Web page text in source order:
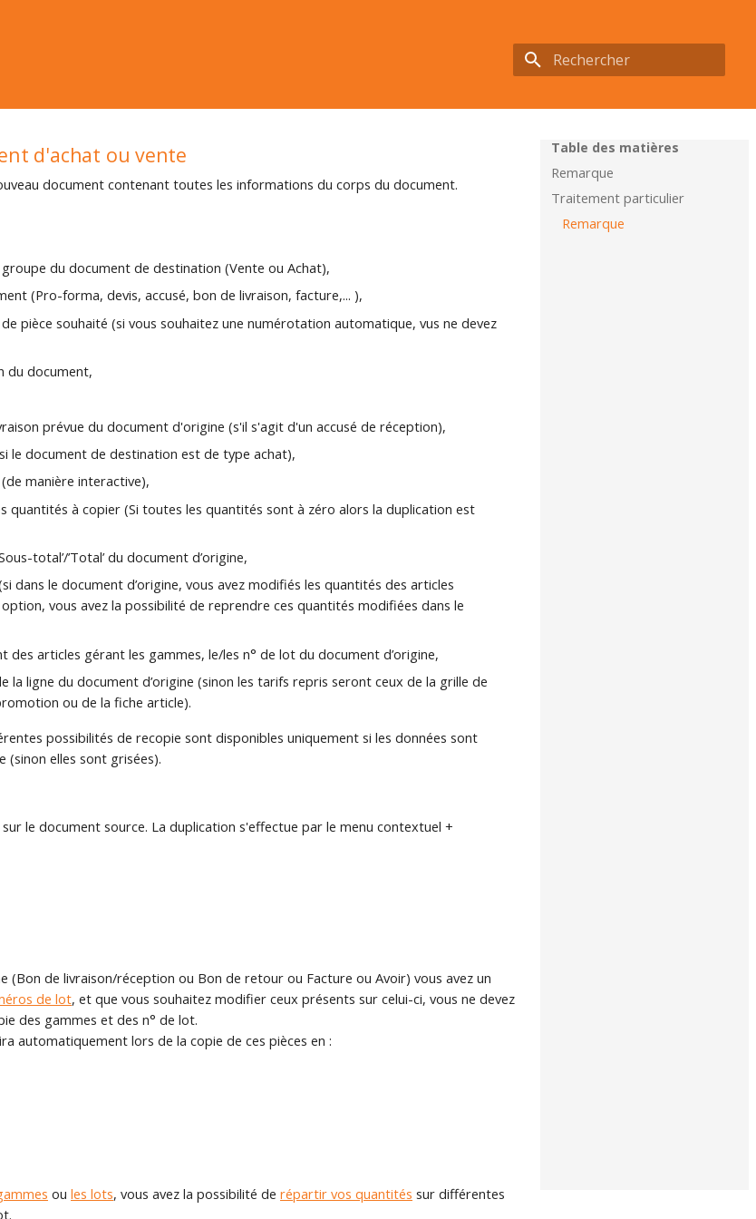
Table des matières
Remarque
Traitement particulier
Remarque
d'achat ou vente
document contenant toutes les informations du corps du document.
du document de destination (Vente ou Achat),
(Pro-forma, devis, accusé, bon de livraison, facture,... ),
pièce souhaité (si vous souhaitez une numérotation automatique, vus ne devez
du document,
prévue du document d'origine (s'il s'agit d'un accusé de réception),
le document de destination est de type achat),
manière interactive),
quantités à copier (Si toutes les quantités sont à zéro alors la duplication est
total’/’Total’ du document d’origine,
dans le document d’origine, vous avez modifiés les quantités des articles
vous avez la possibilité de reprendre ces quantités modifiées dans le
des articles gérant les gammes, le/les n° de lot du document d’origine,
la ligne du document d’origine (sinon les tarifs repris seront ceux de la grille de
ou de la fiche article).
possibilités de recopie sont disponibles uniquement si les données sont
(sinon elles sont grisées).
le document source. La duplication s'effectue par le menu contextuel +
(Bon de livraison/réception ou Bon de retour ou Facture ou Avoir) vous avez un
de lot, et que vous souhaitez modifier ceux présents sur celui-ci, vous ne devez
des gammes et des n° de lot.
automatiquement lors de la copie de ces pièces en :
ou les lots, vous avez la possibilité de répartir vos quantités sur différentes